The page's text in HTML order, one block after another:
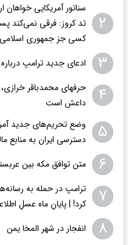
۲
سناتور آمریکایی
تد کروز: فرقی نمی‌کند
کسی جز جمهوری اسلامی
۳ ادعای جدید ترامپ
۴
حرفهای محمدباقر
داعش است
۵
وضع تحریم‌های جدید
دسترسی ایران به منابع
۶ متن توافق مکه بین
۷
ترامپ در حمله‌ به
کرد! |‌ پایانِ ماه عسلِ
۸ انفجار در شهر المخا یمن